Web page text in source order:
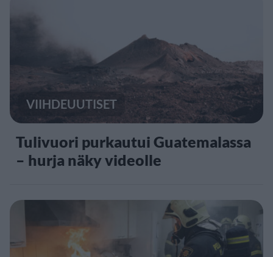
VIIHDEUUTISET
Tulivuori purkautui Guatemalassa
– hurja näky videolle